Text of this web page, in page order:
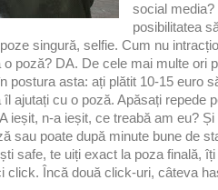
social
posibilitatea
singură, selfie. Cum nu
poză? DA. De cele mai multe
postura asta: ați plătit 10-15 euro
ajutați cu o poză. Apăsați
ieșit, n-a ieșit, ce treabă am eu?
sau poate după minute bune de
safe, te uiți exact la poza finală,
click. Încă două click-uri, câteva